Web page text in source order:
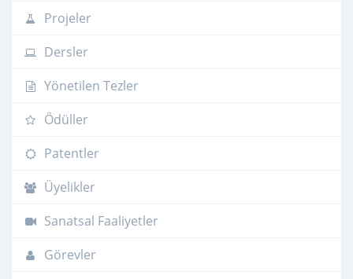
Projeler
Dersler
Yönetilen Tezler
Ödüller
Patentler
Üyelikler
Sanatsal Faaliyetler
Görevler